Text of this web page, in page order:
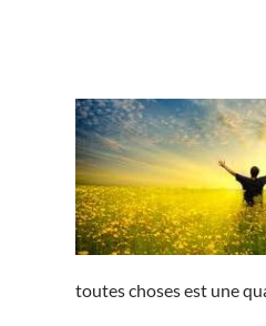
toutes choses est une